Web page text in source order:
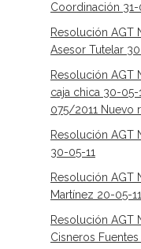
Coordinación 31-
Resolución AGT
Asesor Tutelar
Resolución AGT
caja chica 30-05-
075/2011 Nuevo
Resolución AGT
30-05-11
Resolución AGT
Martínez 20-05-11
Resolución AGT
Cisneros Fuentes